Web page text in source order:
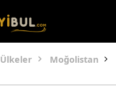
Ülkeler Moğolistan